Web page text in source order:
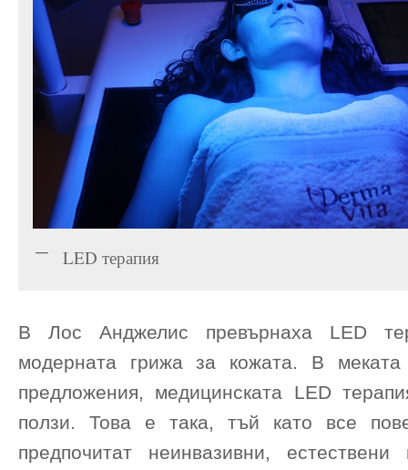
LED терапия
В Лос Анджелис превърнаха LED
модерната грижа за кожата. В меката
предложения, медицинската LED
ползи. Това е така, тъй като все
предпочитат неинвазивни,